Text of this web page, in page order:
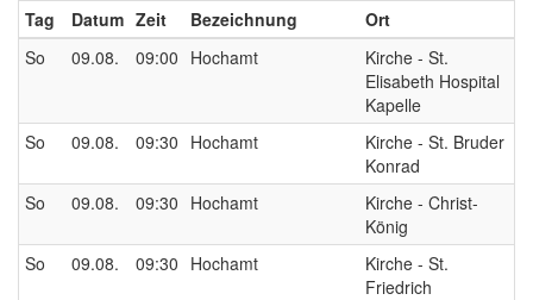
Tag Datum Zeit Bezeichnung
Ort
So
09.08. 09:00 Hochamt
Kirche - St.
Elisabeth Hospital
Kapelle
So
09.08. 09:30 Hochamt
Kirche - St. Bruder
Konrad
So
09.08. 09:30 Hochamt
Kirche - Christ-
König
So
09.08. 09:30 Hochamt
Kirche - St.
Friedrich